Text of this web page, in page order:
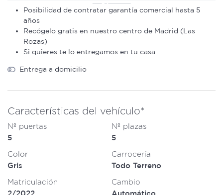
Posibilidad de contratar garantía comercial hasta 5
años
Recógelo gratis en nuestro centro de Madrid (Las
Rozas)
Si quieres te lo entregamos en tu casa
Entrega a domicilio
Características del vehículo*
Nº puertas
5
Nº plazas
5
Color
Gris
Carrocería
Todo Terreno
Matriculación Cambio